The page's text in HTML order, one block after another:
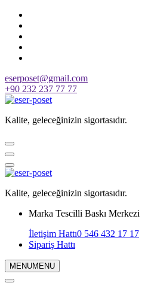
Skip
content
eserposet@gmail.com
+90 232 237 77 77
Kalite, geleceğinizin sigortasıdır.
Kalite, geleceğinizin sigortasıdır.
Marka Tescilli Baskı Merkezi
İletişim Hattı0 546 432 17 17
Sipariş Hattı
MENUMENU